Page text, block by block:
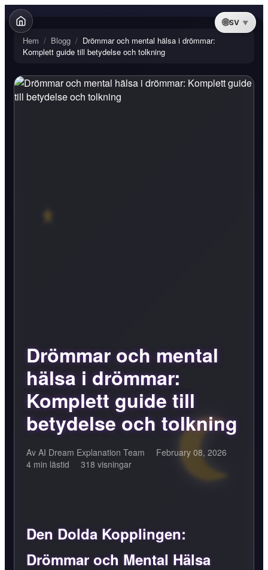
SV
Hem / Blogg / Drömmar och mental hälsa i drömmar:
Komplett guide till betydelse och tolkning
Drömmar och mental
hälsa i drömmar:
Komplett guide till
betydelse och tolkning
Av AI Dream Explanation Team
February 08, 2026
4 min lästid
318 visningar
Den Dolda Kopplingen:
Drömmar och Mental Hälsa